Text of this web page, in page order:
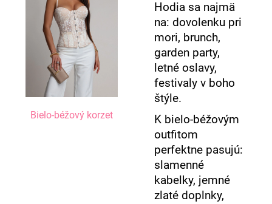
Bielo-béžový korzet
Hodia sa najmä
na: dovolenku pri
mori, brunch,
garden party,
letné oslavy,
festivaly v boho
štýle.
K bielo-béžovým
outfitom
perfektne pasujú:
slamenné
kabelky, jemné
zlaté doplnky,